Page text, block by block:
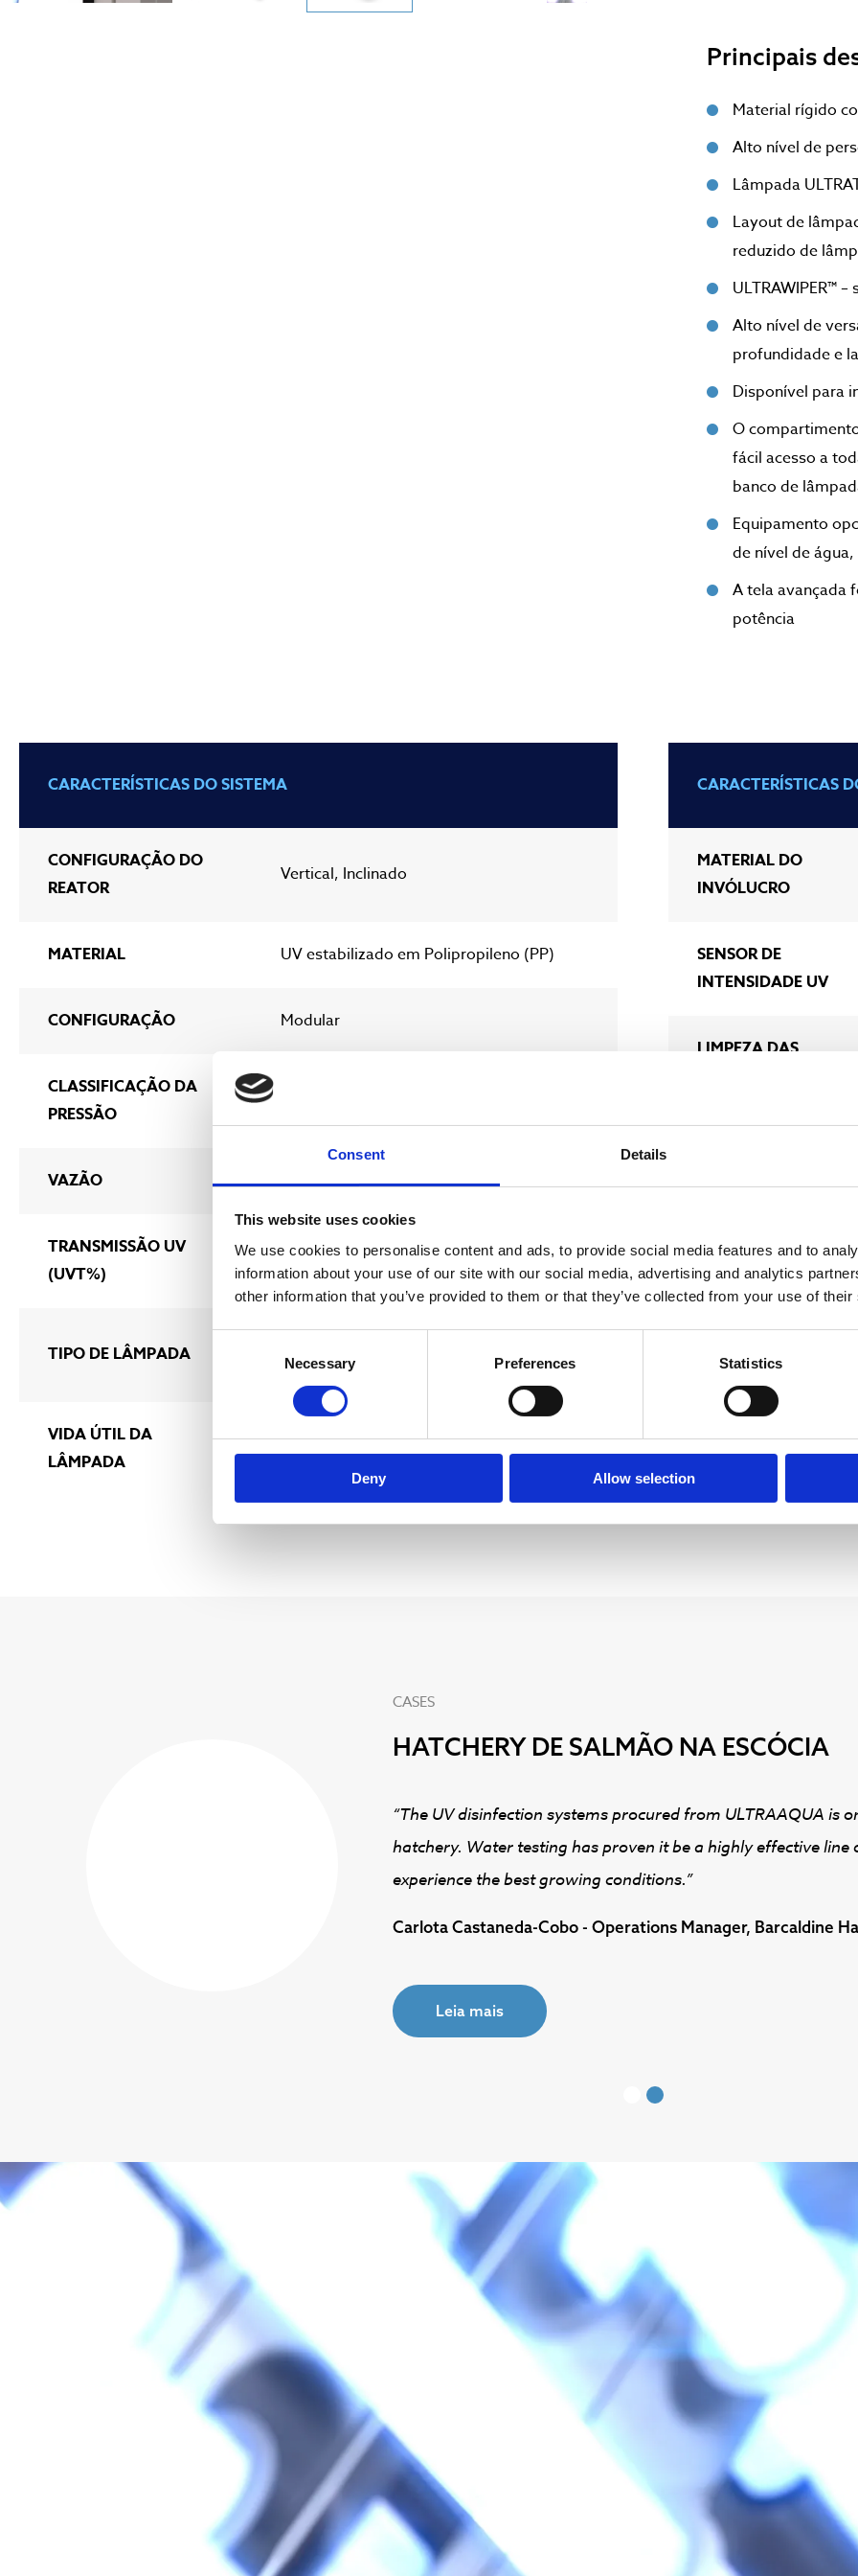
Consent Details
This website uses cookies
We use cookies to personalise content and ads, to provide social media features and to
information about your use of our site with our social media, advertising and analytics
other information that you’ve provided to them or that they’ve collected from your use of
Necessary Preferences Statistics
Deny Allow selection
Principais
Material rígido
Alto nível de
Lâmpada
Layout de
reduzido de
ULTRAWIPER™
Alto nível de
profundidade e
Disponível para
O
fácil acesso a
banco de
Equipamento
de nível de
A tela avançada
potência
CARACTERÍSTICAS DO SISTEMA
CONFIGURAÇÃO DO
REATOR
Vertical, Inclinado
MATERIAL UV estabilizado em Polipropileno (PP)
CONFIGURAÇÃO Modular
CLASSIFICAÇÃO DA
PRESSÃO
VAZÃO 5 m3/h (22 GPM) – 8000 m3/h (50,7 MGD)
TRANSMISSÃO UV
(UVT%)
20 – 100%
TIPO DE LÂMPADA
rendimento (LPHO)
VIDA ÚTIL DA
LÂMPADA
16 000 horas
CARACTERÍSTICAS
MATERIAL DO
INVÓLUCRO
SENSOR DE
INTENSIDADE UV
LIMPEZA DAS
DRIVER DE LÂMPADA
VOLTAGEM DO
SISTEMA
UV DOSE PACING
CASES
HATCHERY DE SALMÃO NA ESCÓCIA
“The UV disinfection systems procured from ULTRAAQUA is
hatchery. Water testing has proven it be a highly effective
experience the best growing conditions.”
Carlota Castaneda-Cobo - Operations Manager, Barcaldine
Leia mais